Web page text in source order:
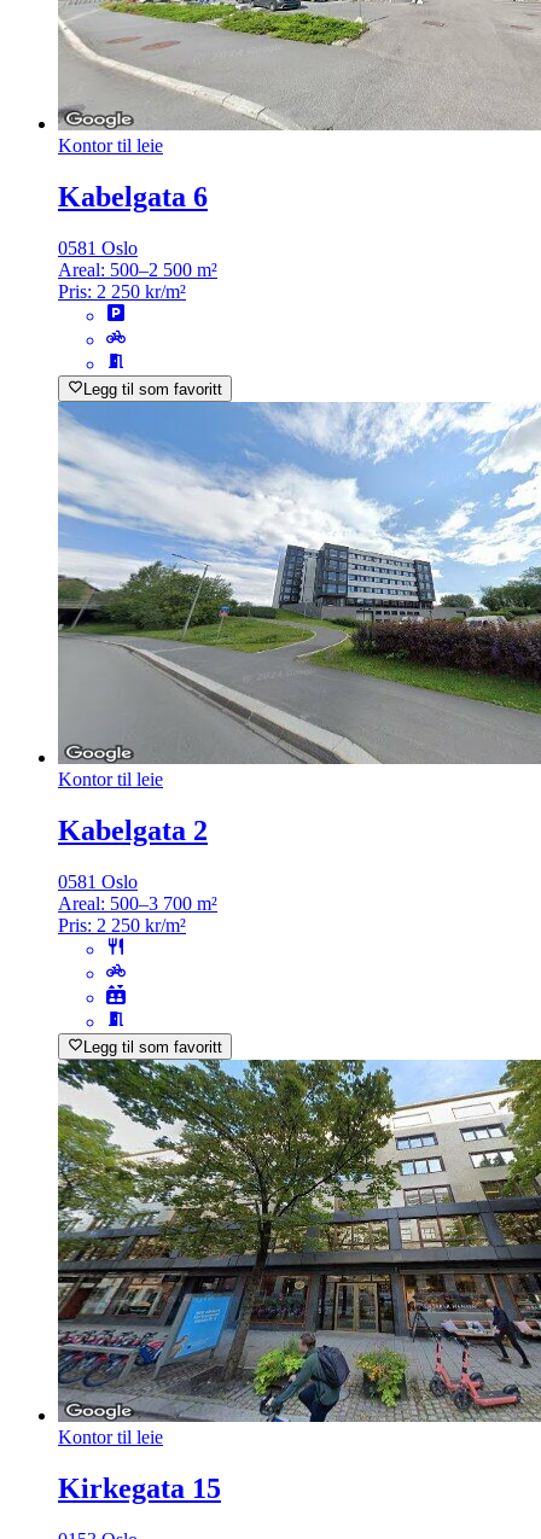
Kontor til leie
Kabelgata 6
0581 Oslo
Areal: 500–2 500 m²
Pris: 2 250 kr/m²
Legg til som favoritt
Kontor til leie
Kabelgata 2
0581 Oslo
Areal: 500–3 700 m²
Pris: 2 250 kr/m²
Legg til som favoritt
Kontor til leie
Kirkegata 15